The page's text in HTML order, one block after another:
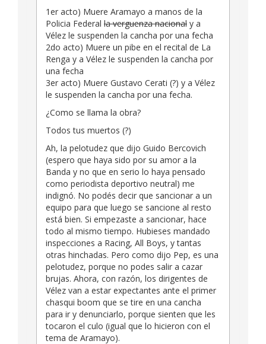
1er acto) Muere Aramayo a manos de la
Policia Federal la verguenza nacional y a
Vélez le suspenden la cancha por una fecha
2do acto) Muere un pibe en el recital de La
Renga y a Vélez le suspenden la cancha por
una fecha
3er acto) Muere Gustavo Cerati (?) y a Vélez
le suspenden la cancha por una fecha.
¿Como se llama la obra?
Todos tus muertos (?)
Ah, la pelotudez que dijo Guido Bercovich
(espero que haya sido por su amor a la
Banda y no que en serio lo haya pensado
como periodista deportivo neutral) me
indignó. No podés decir que sancionar a un
equipo para que luego se sancione al resto
está bien. Si empezaste a sancionar, hace
todo al mismo tiempo. Hubieses mandado
inspecciones a Racing, All Boys, y tantas
otras hinchadas. Pero como dijo Pep, es una
pelotudez, porque no podes salir a cazar
brujas. Ahora, con razón, los dirigentes de
Vélez van a estar expectantes ante el primer
chasqui boom que se tire en una cancha
para ir y denunciarlo, porque sienten que les
tocaron el culo (igual que lo hicieron con el
tema de Aramayo).